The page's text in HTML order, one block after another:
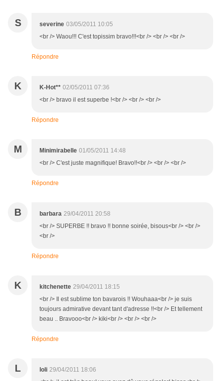
S severine 03/05/2011 10:05
<br /> Waou!!! C'est topissim bravo!!!<br /> <br /> <br />
Répondre
K K-Hot** 02/05/2011 07:36
<br /> bravo il est superbe !<br /> <br /> <br />
Répondre
M Minimirabelle 01/05/2011 14:48
<br /> C'est juste magnifique! Bravo!!<br /> <br /> <br />
Répondre
B barbara 29/04/2011 20:58
<br /> SUPERBE !! bravo !! bonne soirée, bisous<br /> <br />
<br />
Répondre
K kitchenette 29/04/2011 18:15
<br /> Il est sublime ton bavarois !! Wouhaaa<br /> je suis
toujours admirative devant tant d'adresse !!<br /> Et tellement
beau .. Bravooo<br /> kiki<br /> <br /> <br />
Répondre
L loli 29/04/2011 18:06